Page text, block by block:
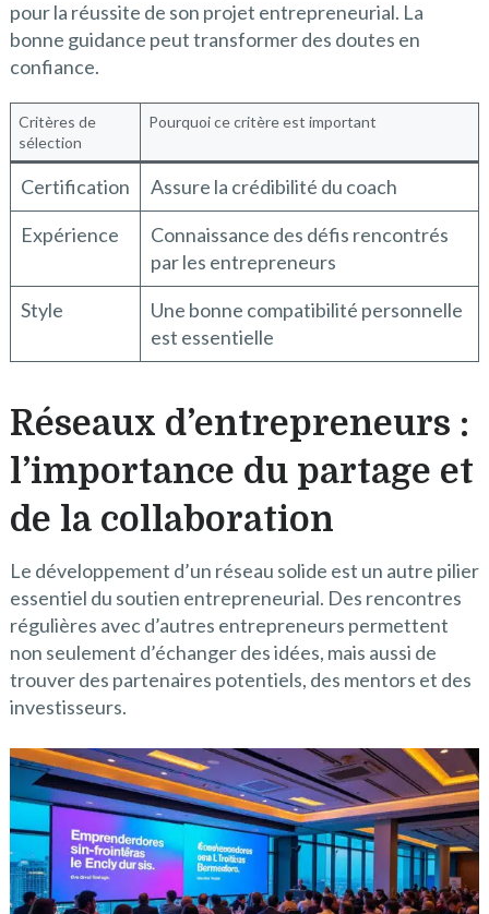
pour la réussite de son projet entrepreneurial. La
bonne guidance peut transformer des doutes en
confiance.
Critères de
sélection
Pourquoi ce critère est important
Certification
Assure la crédibilité du coach
Expérience
Connaissance des défis rencontrés
par les entrepreneurs
Style
Une bonne compatibilité personnelle
est essentielle
Réseaux d’entrepreneurs :
l’importance du partage et
de la collaboration
Le développement d’un réseau solide est un autre pilier
essentiel du soutien entrepreneurial. Des rencontres
régulières avec d’autres entrepreneurs permettent
non seulement d’échanger des idées, mais aussi de
trouver des partenaires potentiels, des mentors et des
investisseurs.